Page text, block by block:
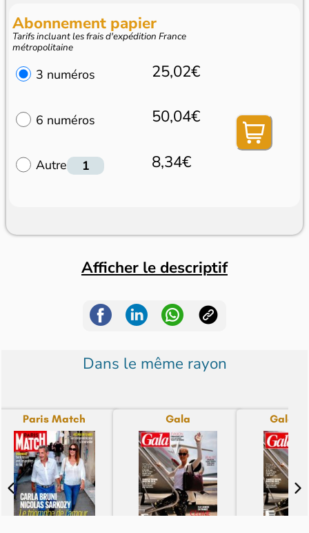
Abonnement papier
Tarifs incluant les frais d'expédition France
métropolitaine
3 numéros 25,02€
6 numéros 50,04€
Autre 8,34€
Afficher le descriptif
Dans le même rayon
Paris Match Gala Gala